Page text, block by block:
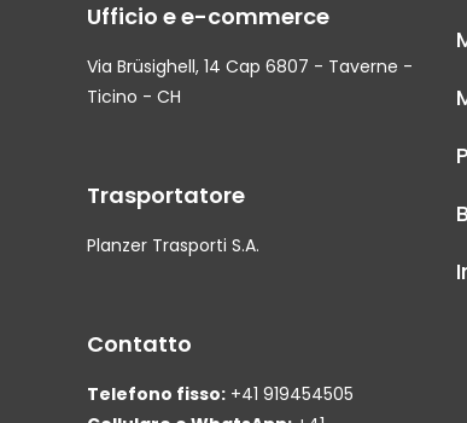
Ufficio e e-commerce
Via Brüsighell, 14 Cap 6807 - Taverne -
Ticino - CH
Trasportatore
Planzer Trasporti S.A.
Contatto
Telefono fisso: +41 919454505